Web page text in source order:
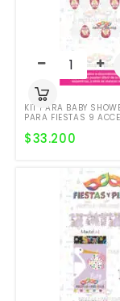
KIT PARA BABY
PARA FIESTAS 9
$33.200